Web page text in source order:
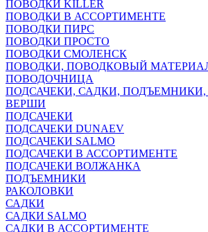
ПОВОДКИ KILLER
ПОВОДКИ В АССОРТИМЕНТЕ
ПОВОДКИ ПИРС
ПОВОДКИ ПРОСТО
ПОВОДКИ СМОЛЕНСК
ПОВОДКИ, ПОВОДКОВЫЙ МАТЕРИАЛ
ПОВОДОЧНИЦА
ПОДСАЧЕКИ, САДКИ,
ВЕРШИ
ПОДСАЧЕКИ
ПОДСАЧЕКИ DUNAEV
ПОДСАЧЕКИ SALMO
ПОДСАЧЕКИ В АССОРТИМЕНТЕ
ПОДСАЧЕКИ ВОЛЖАНКА
ПОДЪЕМНИКИ
РАКОЛОВКИ
САДКИ
САДКИ SALMO
САДКИ В АССОРТИМЕНТЕ